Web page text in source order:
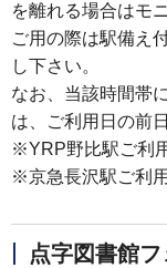
を離れる場合はモ
ご用の際は駅備え
し下さい。
なお、当該時間帯
は、ご利用日の前
※YRP野比駅ご利
※京急長沢駅ご利
点字図書館